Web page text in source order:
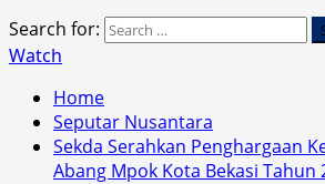
Search for:
Watch
Home
Seputar Nusantara
Sekda Serahkan Penghargaan
Abang Mpok Kota Bekasi Tahun